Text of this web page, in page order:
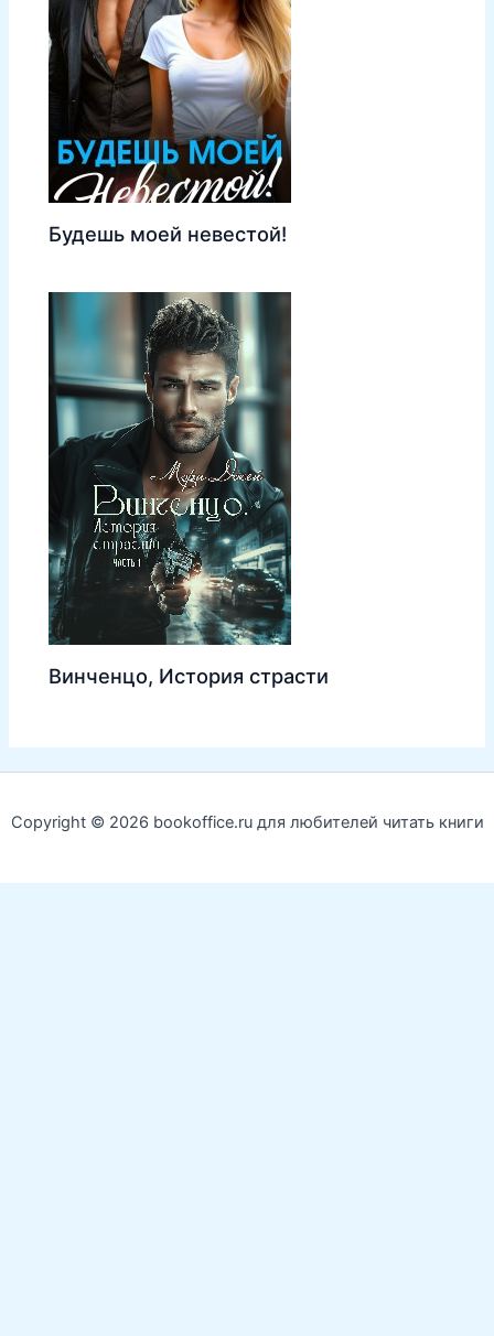
Будешь моей невестой!
Винченцо, История страсти
Copyright © 2026 bookoffice.ru для любителей читать книги